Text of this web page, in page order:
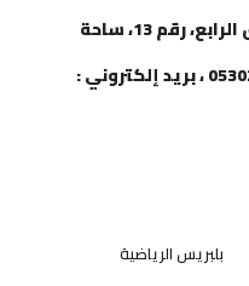
بلبريس، رقم 6، زنقة بيروت، الطابق الرابع، رقم 13، ساحة
المامونية، الرباط ، هاتف : 0530285088 ، بريد إلكتروني :
بلبريس الرياضية